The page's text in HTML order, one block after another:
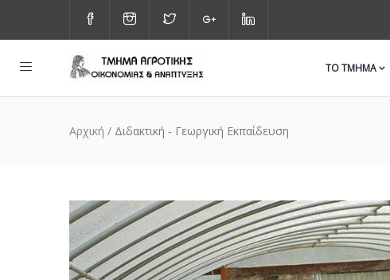
ΤΟ ΤΜΗΜΑ
Αρχική / Διδακτική - Γεωργική Εκπαίδευση